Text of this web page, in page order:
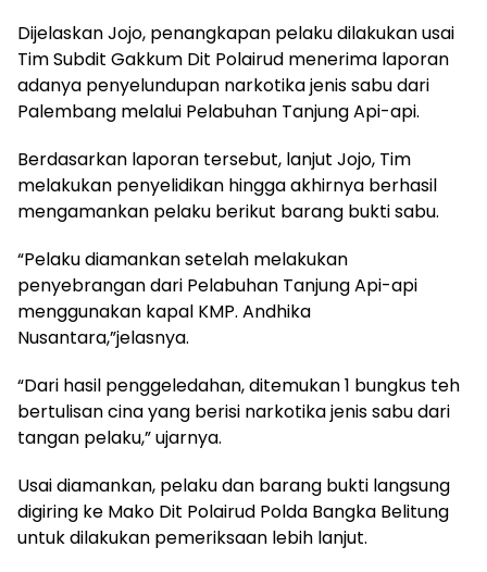
Dijelaskan Jojo, penangkapan pelaku dilakukan usai
Tim Subdit Gakkum Dit Polairud menerima laporan
adanya penyelundupan narkotika jenis sabu dari
Palembang melalui Pelabuhan Tanjung Api-api.
Berdasarkan laporan tersebut, lanjut Jojo, Tim
melakukan penyelidikan hingga akhirnya berhasil
mengamankan pelaku berikut barang bukti sabu.
“Pelaku diamankan setelah melakukan
penyebrangan dari Pelabuhan Tanjung Api-api
menggunakan kapal KMP. Andhika
Nusantara,”jelasnya.
“Dari hasil penggeledahan, ditemukan 1 bungkus teh
bertulisan cina yang berisi narkotika jenis sabu dari
tangan pelaku,” ujarnya.
Usai diamankan, pelaku dan barang bukti langsung
digiring ke Mako Dit Polairud Polda Bangka Belitung
untuk dilakukan pemeriksaan lebih lanjut.